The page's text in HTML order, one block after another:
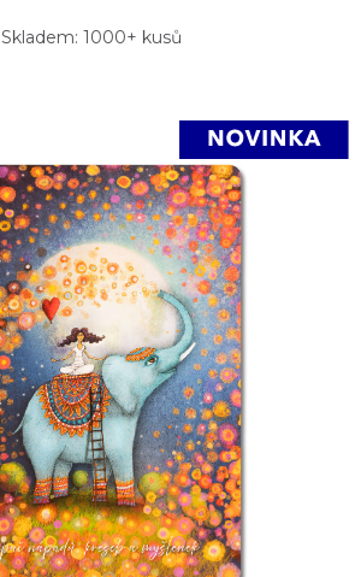
Skladem: 1000+ kusů